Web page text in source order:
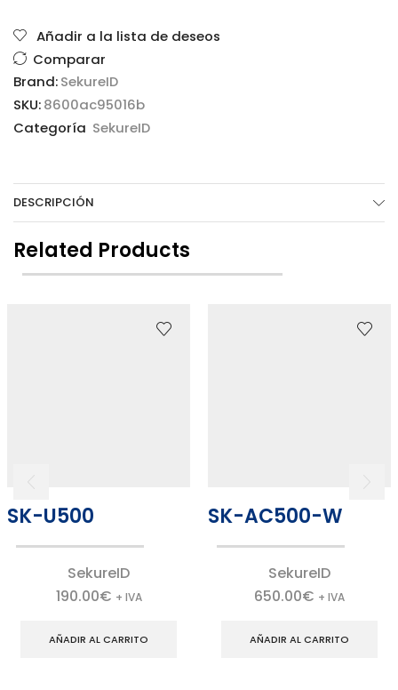
Añadir a la lista de deseos
Comparar
Brand:SekureID
SKU:8600ac95016b
Categoría SekureID
DESCRIPCIÓN
Related Products
SK-U500
SekureID
190.00€ + IVA
AÑADIR AL CARRITO
SK-AC500-W
SekureID
650.00€ + IVA
AÑADIR AL CARRITO